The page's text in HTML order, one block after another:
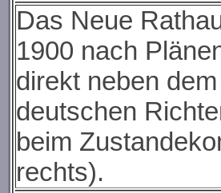
Das Neue
1900 nach
direkt neben
deutschen
beim
rechts).